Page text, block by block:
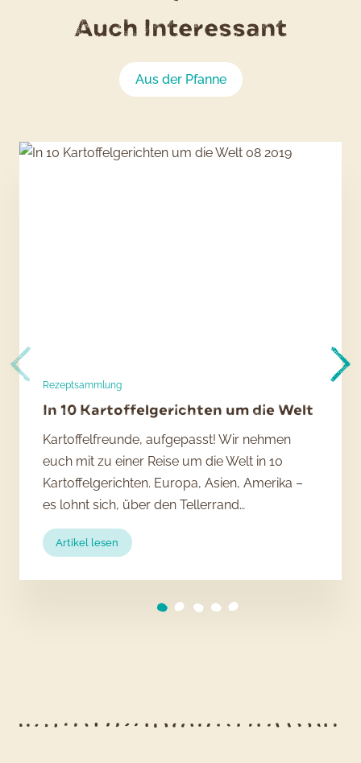
Auch Interessant
Aus der Pfanne
Rezeptsammlung
In 10 Kartoffelgerichten um die Welt
Kartoffelfreunde, aufgepasst! Wir nehmen
euch mit zu einer Reise um die Welt in 10
Kartoffelgerichten. Europa, Asien, Amerika –
es lohnt sich, über den Tellerrand…
Artikel lesen
In